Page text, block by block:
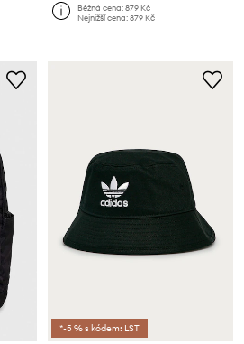
Běžná cena:879 Kč
Nejnižší cena:879 Kč
*-5 % s kódem: LST